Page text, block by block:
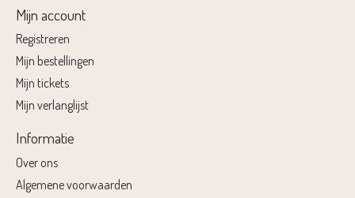
Mijn account
Registreren
Mijn bestellingen
Mijn tickets
Mijn verlanglijst
Informatie
Over ons
Algemene voorwaarden